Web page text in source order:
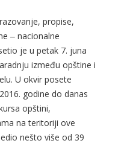
propise,
‒ nacionalne
je u petak 7. juna
između opštine i
U okvir posete
godine do danas
opštini,
na teritoriji ove
nešto više od 39